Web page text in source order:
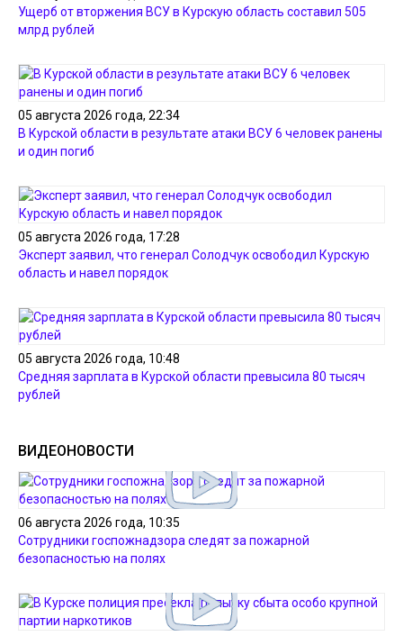
Ущерб от вторжения ВСУ в Курскую область составил 505
млрд рублей
05 августа 2026 года, 22:34
В Курской области в результате атаки ВСУ 6 человек ранены
и один погиб
05 августа 2026 года, 17:28
Эксперт заявил, что генерал Солодчук освободил Курскую
область и навел порядок
05 августа 2026 года, 10:48
Средняя зарплата в Курской области превысила 80 тысяч
рублей
ВИДЕОНОВОСТИ
06 августа 2026 года, 10:35
Сотрудники госпожнадзора следят за пожарной
безопасностью на полях